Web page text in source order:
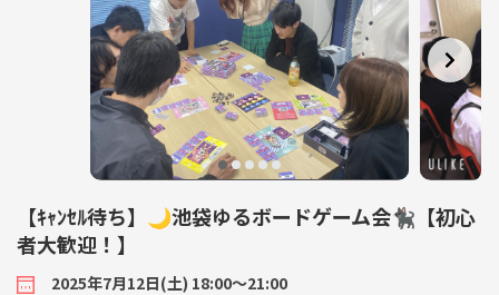
【ｷｬﾝｾﾙ待ち】🌙池袋ゆるボードゲーム会🐈‍⬛【初心
者大歓迎！】
2025年7月12日(土) 18:00〜21:00